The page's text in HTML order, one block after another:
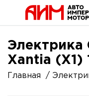
Электрика
Xantia (X1)
Главная